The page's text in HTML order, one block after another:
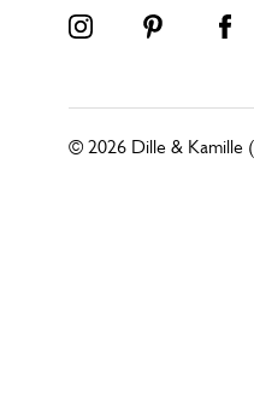
© 2026 Dille & Kamille